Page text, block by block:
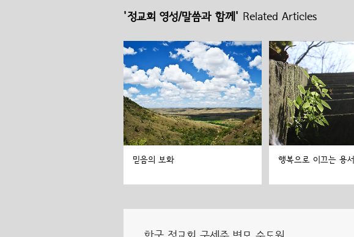
'정교회 영성/말씀과 함께' Related Articles
믿음의 보화 행복으로 이끄는 용서